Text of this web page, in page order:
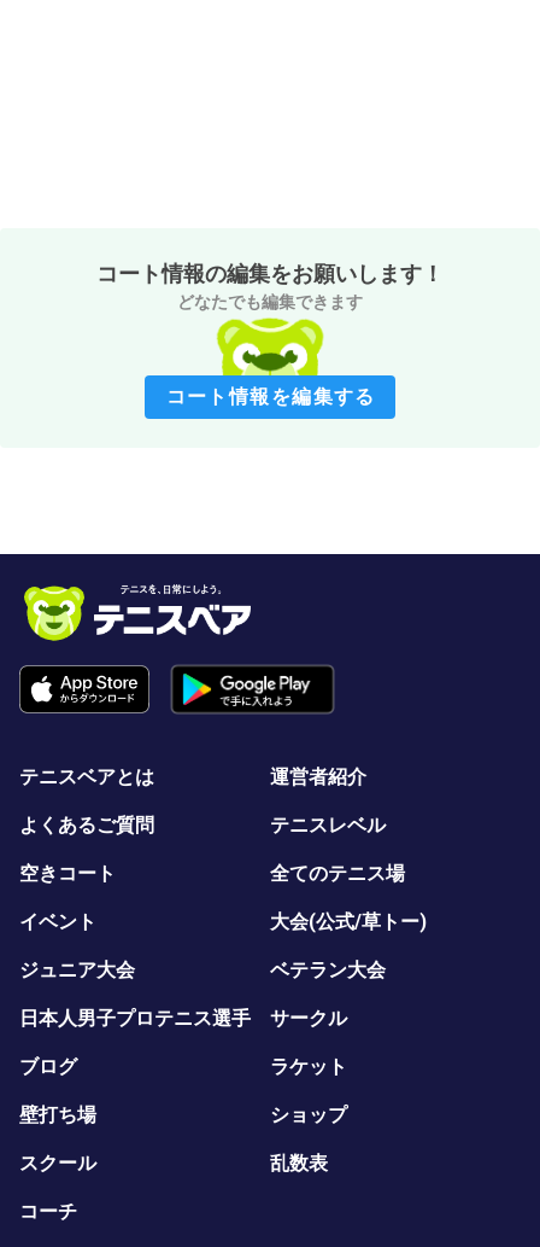
コート情報の編集をお願いします！
どなたでも編集できます
コート情報を編集する
テニスベアとは 運営者紹介
よくあるご質問 テニスレベル
空きコート 全てのテニス場
イベント 大会(公式/草トー)
ジュニア大会 ベテラン大会
日本人男子プロテニス選手 サークル
ブログ ラケット
壁打ち場 ショップ
スクール 乱数表
コーチ